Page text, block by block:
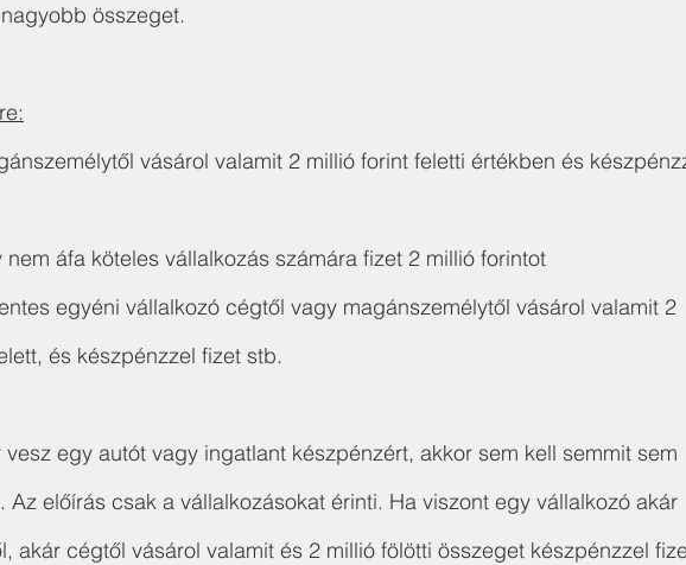
összeget.
vásárol valamit 2 millió forint feletti értékben és
áfa köteles vállalkozás számára fizet 2 millió forintot
egyéni vállalkozó cégtől vagy magánszemélytől vásárol valamit 2
és készpénzzel fizet stb.
egy autót vagy ingatlant készpénzért, akkor sem kell semmit sem
Az előírás csak a vállalkozásokat érinti. Ha viszont egy vállalkozó akár
akár cégtől vásárol valamit és 2 millió fölötti összeget készpénzzel